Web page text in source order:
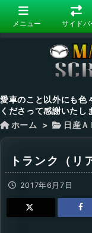
メニュー サイドバ
愛車のこと以外にも色
くださって感謝いたし
ホーム > 日産
トランク（リ
2017年6月7日